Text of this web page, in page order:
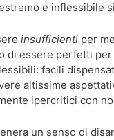
e inflessibile
insufficienti per
di essere perfetti
facili
altissime
ipercritici con
un senso di